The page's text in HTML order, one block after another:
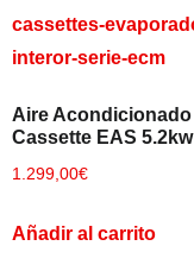
Aire Acondicionado
Cassette EAS 5.2kw
1.299,00€
Añadir al carrito